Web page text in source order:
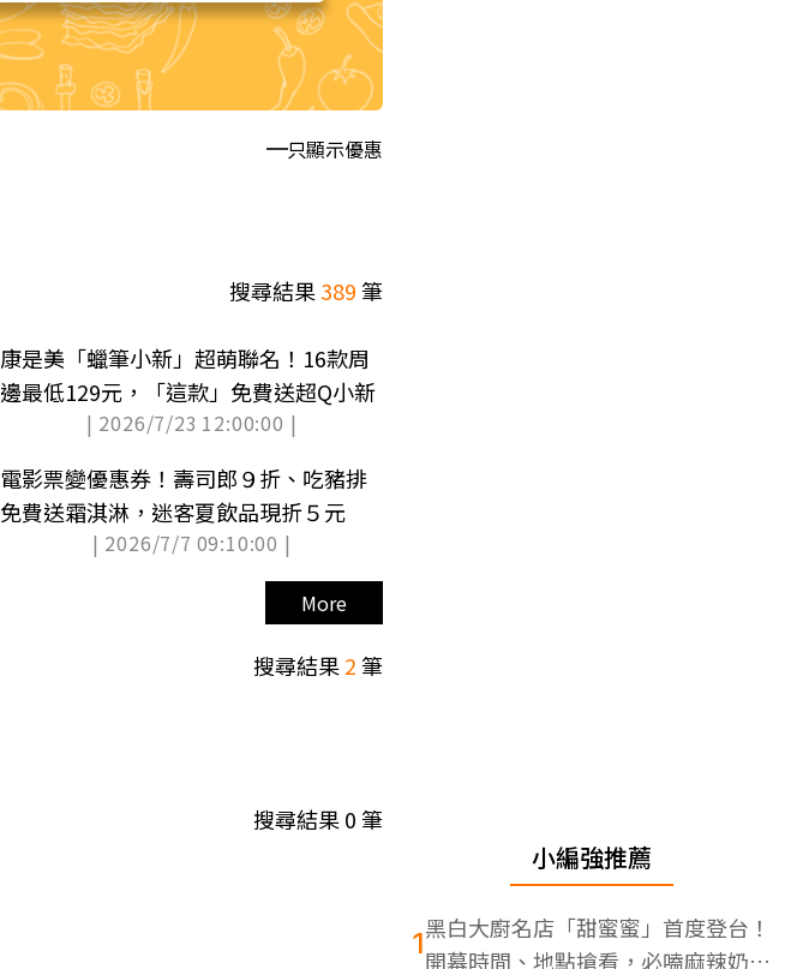
只顯示優惠
搜尋結果389筆
康是美「蠟筆小新」超萌聯名！16款周
邊最低129元，「這款」免費送超Q小新
| 2026/7/23 12:00:00 |
電影票變優惠券！壽司郎９折、吃豬排
免費送霜淇淋，迷客夏飲品現折５元
| 2026/7/7 09:10:00 |
More
搜尋結果2筆
搜尋結果0筆
小編強推薦
1黑白大廚名店「甜蜜蜜」首度登台！
開幕時間、地點搶看，必嗑麻辣奶油